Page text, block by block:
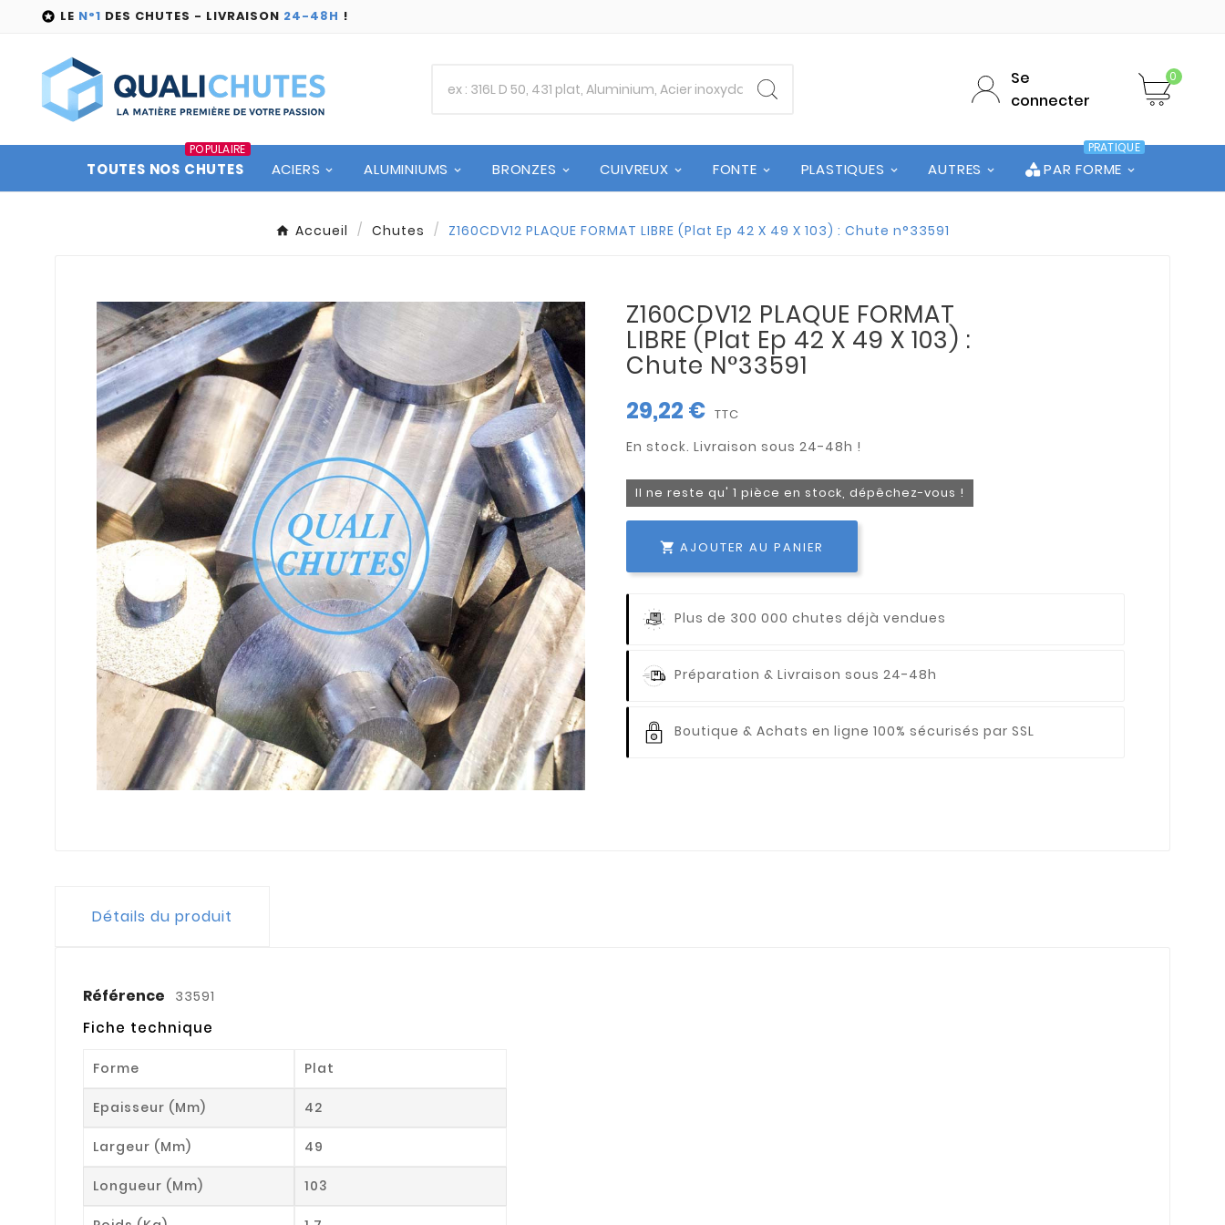
 LE N°1 DES CHUTES - LIVRAISON 24-48H !
Se
connecter
0
TOUTES NOS CHUTES
POPULAIRE
ACIERS ALUMINIUMS BRONZES CUIVREUX FONTE PLASTIQUES AUTRES PAR FORME
PRATIQUE
Accueil Chutes Z160CDV12 PLAQUE FORMAT LIBRE (Plat Ep 42 X 49 X 103) : Chute n°33591
Z160CDV12 PLAQUE FORMAT
LIBRE (Plat Ep 42 X 49 X 103) :
Chute N°33591
29,22 € TTC
Il ne reste qu' 1 pièce en stock, dépêchez-vous !
 AJOUTER AU PANIER
Plus de 300 000 chutes déjà vendues
Préparation & Livraison sous 24-48h
Boutique & Achats en ligne 100% sécurisés par SSL
Détails du produit
Référence 33591
Fiche technique
Forme Plat
Epaisseur (mm) 42
Largeur (mm) 49
Longueur (mm) 103